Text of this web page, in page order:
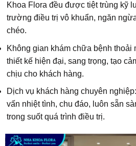
Khoa Flora đều được tiệt trùng kỹ
trường điều trị vô khuẩn, ngăn
chéo.
Không gian khám chữa bệnh
thiết kế hiện đại, sang trọng, tạo
chịu cho khách hàng.
Dịch vụ khách hàng chuyên
vấn nhiệt tình, chu đáo, luôn sẵn
trong suốt quá trình điều trị.